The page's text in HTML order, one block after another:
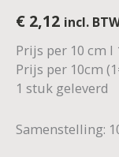
€ 2,12 incl.
Prijs per 10 cm I
Prijs per 10cm
1 stuk geleverd
Samenstelling: